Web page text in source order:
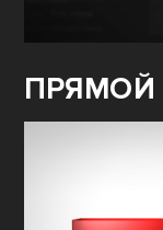
ПРЯМОЙ